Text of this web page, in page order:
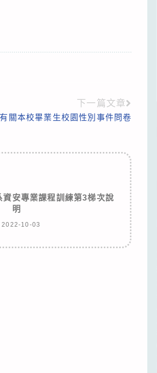
下一篇文章
有關本校畢業生校園性別事件問卷
資安專業課程訓練第3梯次說
明
2022-10-03